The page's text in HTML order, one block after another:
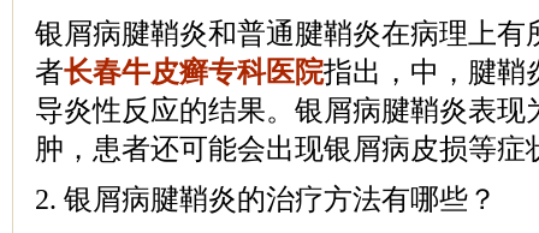
银屑病腱鞘炎和普通腱鞘炎在病理上有
者长春牛皮癣专科医院指出，中，腱鞘
导炎性反应的结果。银屑病腱鞘炎表现
肿，患者还可能会出现银屑病皮损等症
2. 银屑病腱鞘炎的治疗方法有哪些？